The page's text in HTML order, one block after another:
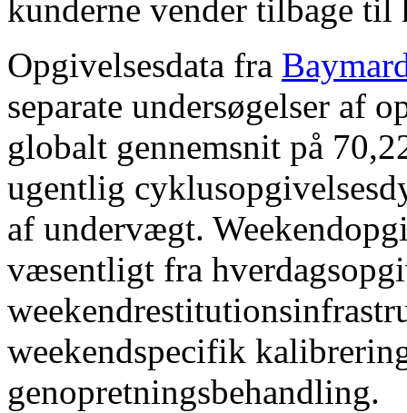
kunderne vender tilbage til
Opgivelsesdata fra
separate undersøgelser af
globalt gennemsnit på
ugentlig
af undervægt.
væsentligt fra
weekendspecifik
genopretningsbehandling.